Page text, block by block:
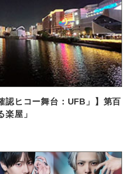
認ヒコー舞台：UFB」】第百
楽屋」